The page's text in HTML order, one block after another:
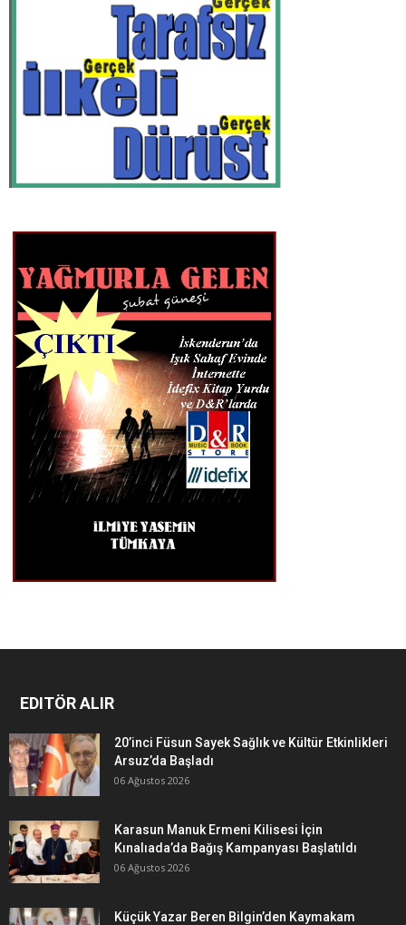
EDITÖR ALIR
20’inci Füsun Sayek Sağlık ve Kültür Etkinlikleri
Arsuz’da Başladı
06 Ağustos 2026
Karasun Manuk Ermeni Kilisesi İçin
Kınalıada’da Bağış Kampanyası Başlatıldı
06 Ağustos 2026
Küçük Yazar Beren Bilgin’den Kaymakam